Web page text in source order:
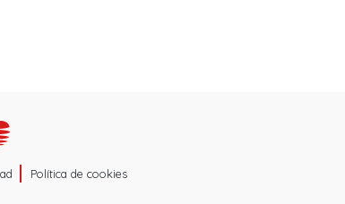
Política de cookies